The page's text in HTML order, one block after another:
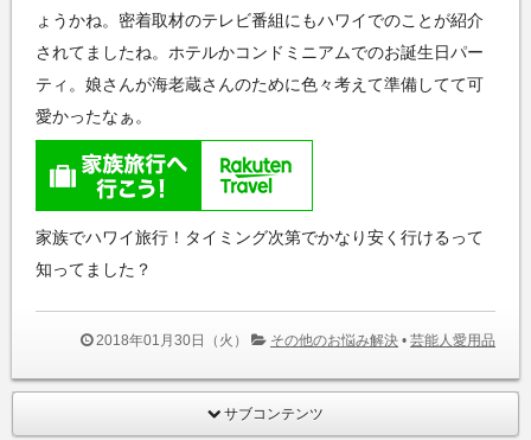
ょうかね。密着取材のテレビ番組にもハワイでのことが紹介
されてましたね。ホテルかコンドミニアムでのお誕生日パー
ティ。娘さんが海老蔵さんのために色々考えて準備してて可
愛かったなぁ。
家族でハワイ旅行！タイミング次第でかなり安く行けるって
知ってました？
2018年01月30日（火） その他のお悩み解決 • 芸能人愛用品
サブコンテンツ